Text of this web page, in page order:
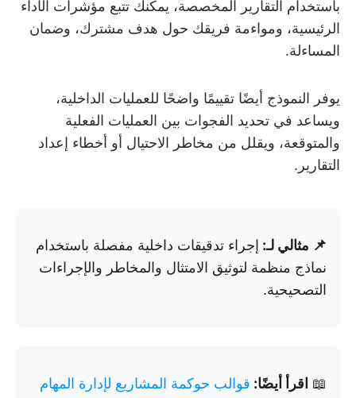
باستخدام التقارير المخصصة، يمكنك تتبع مؤشرات الأداء
الرئيسية، ومواءمة فريقك حول هدف مشترك، وضمان
المساءلة.
يوفر النموذج أيضًا تقييمًا واضحًا للعمليات الداخلية،
ويساعد في تحديد الفجوات بين العمليات الفعلية
والمتوقعة، ويقلل من مخاطر الاحتيال أو أخطاء إعداد
التقارير.
📌 مثالي لـ: إجراء تدقيقات داخلية مفصلة باستخدام
نماذج منظمة لتوثيق الامتثال والمخاطر والإجراءات
التصحيحية.
📖 اقرأ أيضًا: قوالب حوكمة المشاريع لإدارة المهام